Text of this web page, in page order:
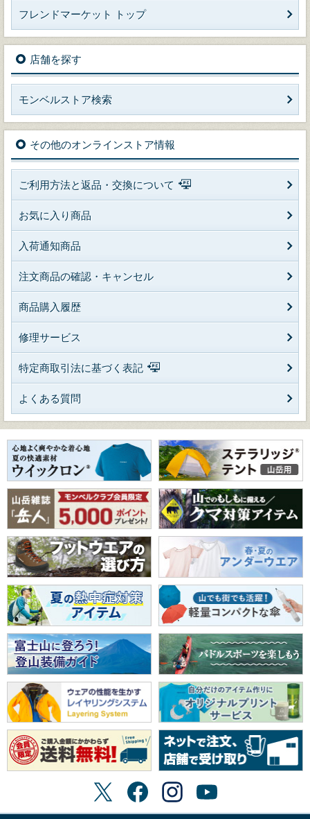
フレンドマーケット トップ
店舗を探す
モンベルストア検索
その他のオンラインストア情報
ご利用方法と返品・交換について
お気に入り商品
入荷通知商品
注文商品の確認・キャンセル
商品購入履歴
修理サービス
特定商取引法に基づく表記
よくある質問